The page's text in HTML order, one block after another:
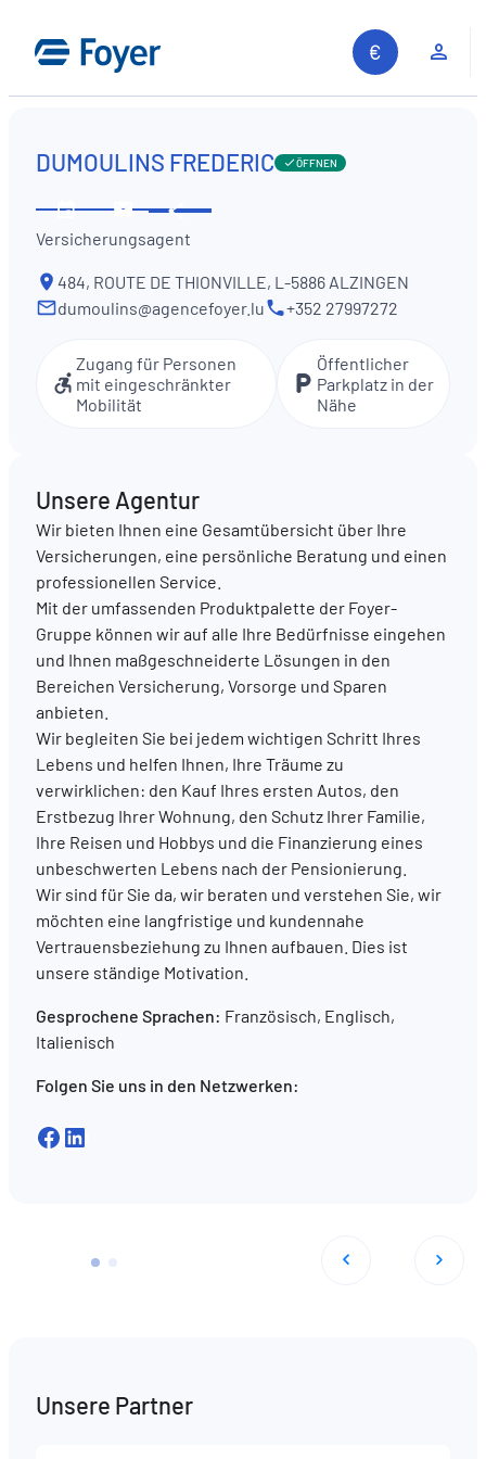
Inhalt
springen
DUMOULINS FREDERIC ÖFFNEN
ansehenSie
uns
Diese
Versicherungsagent
484, ROUTE DE THIONVILLE, L-5886 ALZINGEN
dumoulins@agencefoyer.lu
+352 27997272
Zugang für Personen
mit eingeschränkter
Mobilität
Öffentlicher
Parkplatz in der
Nähe
Unsere Agentur
Wir bieten Ihnen eine Gesamtübersicht über Ihre
Versicherungen, eine persönliche Beratung und einen
professionellen Service.
Mit der umfassenden Produktpalette der Foyer-
Gruppe können wir auf alle Ihre Bedürfnisse eingehen
und Ihnen maßgeschneiderte Lösungen in den
Bereichen Versicherung, Vorsorge und Sparen
anbieten.
Wir begleiten Sie bei jedem wichtigen Schritt Ihres
Lebens und helfen Ihnen, Ihre Träume zu
verwirklichen: den Kauf Ihres ersten Autos, den
Erstbezug Ihrer Wohnung, den Schutz Ihrer Familie,
Ihre Reisen und Hobbys und die Finanzierung eines
unbeschwerten Lebens nach der Pensionierung.
Wir sind für Sie da, wir beraten und verstehen Sie, wir
möchten eine langfristige und kundennahe
Vertrauensbeziehung zu Ihnen aufbauen. Dies ist
unsere ständige Motivation.
Gesprochene Sprachen: Französisch, Englisch,
Italienisch
Folgen Sie uns in den Netzwerken:
Facebook
LinkedIn
Unsere Partner